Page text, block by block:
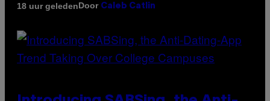
18 uur geledenDoor Caleb Catlin